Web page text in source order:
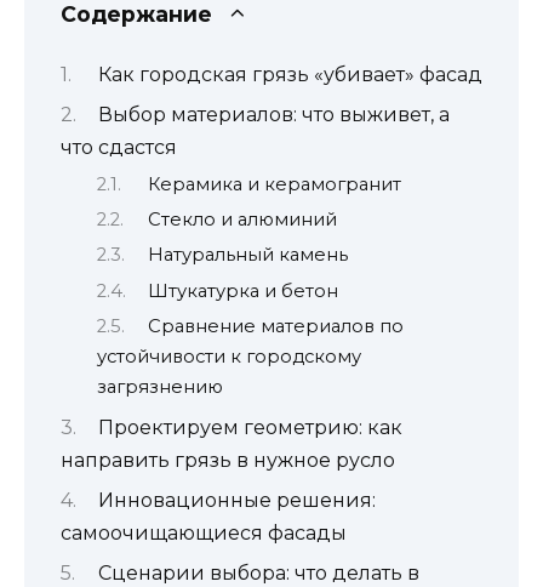
Содержание
Как городская грязь «убивает» фасад
Выбор материалов: что выживет, а
что сдастся
Керамика и керамогранит
Стекло и алюминий
Натуральный камень
Штукатурка и бетон
Сравнение материалов по
устойчивости к городскому
загрязнению
Проектируем геометрию: как
направить грязь в нужное русло
Инновационные решения:
самоочищающиеся фасады
Сценарии выбора: что делать в